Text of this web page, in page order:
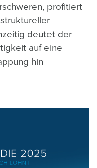
profitiert
deutet der
auf eine
hin